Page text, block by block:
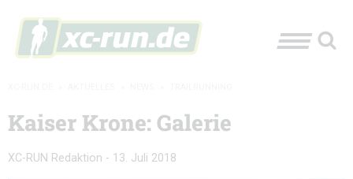
Kaiser Krone: Galerie
XC-RUN Redaktion - 13. Juli 2018